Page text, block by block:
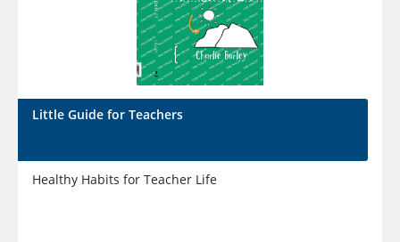
Little Guide for Teachers
Healthy Habits for Teacher Life